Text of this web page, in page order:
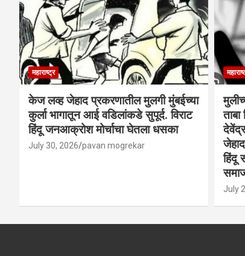
महाराष्ट्र
केज लव्ह जेहाद प्रकरणातील मुलगी मुंबईच्या
कुर्ला भागातून आई वडिलांकडे सुपूर्द. विराट
हिंदू जनआक्रोश मोर्चाचा घेतला धसका
July 30, 2026 pavan mogrekar
हिंदू
July